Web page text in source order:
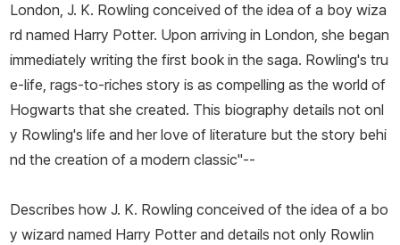
London, J. K. Rowling conceived of the idea of a boy wiza
rd named Harry Potter. Upon arriving in London, she began
immediately writing the first book in the saga. Rowling's tru
e-life, rags-to-riches story is as compelling as the world of
Hogwarts that she created. This biography details not onl
y Rowling's life and her love of literature but the story behi
nd the creation of a modern classic"--
Describes how J. K. Rowling conceived of the idea of a bo
y wizard named Harry Potter and details not only Rowlin